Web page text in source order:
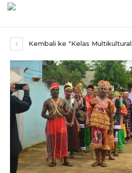
Kembali ke "Kelas